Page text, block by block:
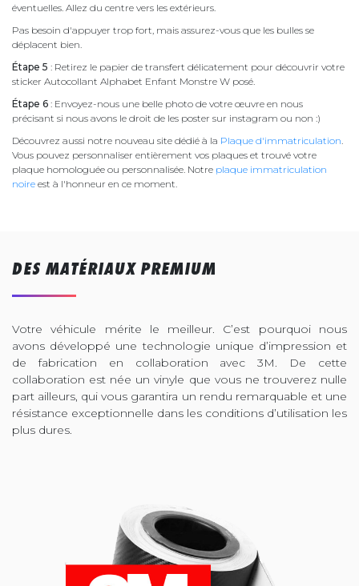
éventuelles. Allez du centre vers les extérieurs.
Pas besoin d'appuyer trop fort, mais assurez-vous que les bulles se
déplacent bien.
Étape 5 : Retirez le papier de transfert délicatement pour découvrir votre
sticker Autocollant Alphabet Enfant Monstre W posé.
Étape 6 : Envoyez-nous une belle photo de votre œuvre en nous
précisant si nous avons le droit de les poster sur instagram ou non :)
Découvrez aussi notre nouveau site dédié à la Plaque d'immatriculation
Vous pouvez personnaliser entièrement vos plaques et trouvé votre
plaque homologuée ou personnalisée. Notre plaque immatriculation
noire est à l'honneur en ce moment.
DES MATÉRIAUX PREMIUM
Votre véhicule mérite le meilleur. C’est pourquoi nous
avons développé une technologie unique d’impression et
de fabrication en collaboration avec 3M. De cette
collaboration est née un vinyle que vous ne trouverez nulle
part ailleurs, qui vous garantira un rendu remarquable et une
résistance exceptionnelle dans les conditions d’utilisation les
plus dures.